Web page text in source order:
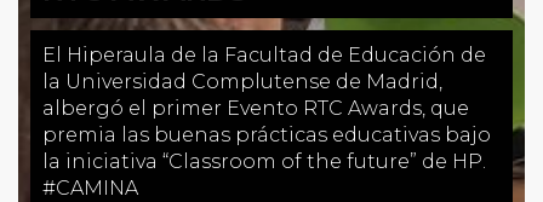
El Hiperaula de la Facultad de Educación de
la Universidad Complutense de Madrid,
albergó el primer Evento RTC Awards, que
premia las buenas prácticas educativas bajo
la iniciativa “Classroom of the future” de HP.
#CAMINA